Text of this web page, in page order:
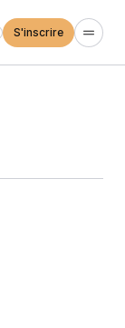
S'inscrire